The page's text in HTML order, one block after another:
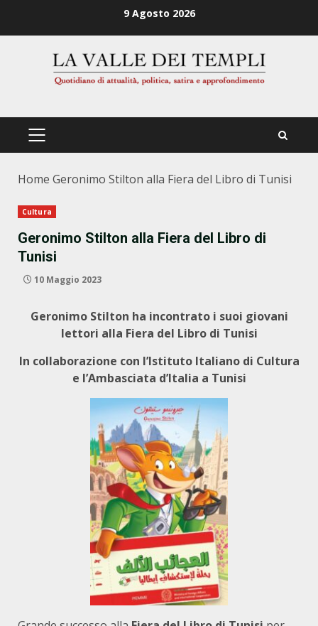
9 Agosto 2026
PRIMÄRES
Home Geronimo Stilton alla Fiera del Libro di Tunisi
Cultura
Geronimo Stilton alla Fiera del Libro di
Tunisi
10 Maggio 2023
Geronimo Stilton ha incontrato i suoi giovani
lettori alla Fiera del Libro di Tunisi
In collaborazione con l’Istituto Italiano di Cultura
e l’Ambasciata d’Italia a Tunisi